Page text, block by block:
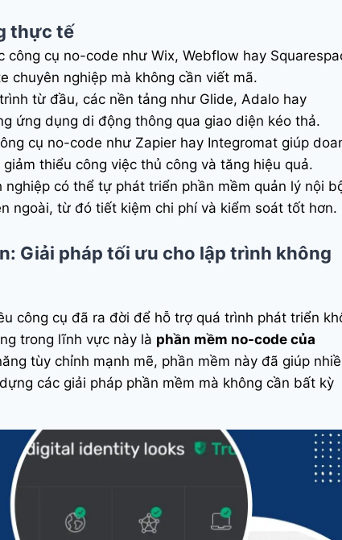
thực tế
công cụ no-code như Wix, Webflow hay
chuyên nghiệp mà không cần viết mã.
từ đầu, các nền tảng như Glide, Adalo hay
ứng dụng di động thông qua giao diện kéo thả.
cụ no-code như Zapier hay Integromat giúp
thiểu công việc thủ công và tăng hiệu quả.
nghiệp có thể tự phát triển phần mềm quản lý nội
ngoài, từ đó tiết kiệm chi phí và kiểm soát tốt hơn.
Giải pháp tối ưu cho lập trình không
công cụ đã ra đời để hỗ trợ quá trình phát triển
trong lĩnh vực này là phần mềm no-code của
tùy chỉnh mạnh mẽ, phần mềm này đã giúp
các giải pháp phần mềm mà không cần bất kỳ